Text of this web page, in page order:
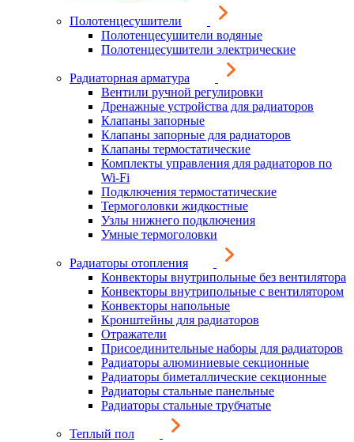
Полотенцесушители
Полотенцесушители водяные
Полотенцесушители электрические
Радиаторная арматура
Вентили ручной регулировки
Дренажные устройства для радиаторов
Клапаны запорные
Клапаны запорные для радиаторов
Клапаны термостатические
Комплекты управления для радиаторов по
Wi-Fi
Подключения термостатические
Термоголовки жидкостные
Узлы нижнего подключения
Умные термоголовки
Радиаторы отопления
Конвекторы внутрипольные без вентилятора
Конвекторы внутрипольные с вентилятором
Конвекторы напольные
Кронштейны для радиаторов
Отражатели
Присоединительные наборы для радиаторов
Радиаторы алюминиевые секционные
Радиаторы биметаллические секционные
Радиаторы стальные панельные
Радиаторы стальные трубчатые
Теплый пол